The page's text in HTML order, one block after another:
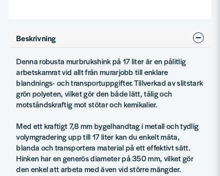
Beskrivning
Denna robusta murbrukshink på 17 liter är en pålitlig
arbetskamrat vid allt från murarjobb till enklare
blandnings- och transportuppgifter. Tillverkad av slitstark
grön polyeten, vilket gör den både lätt, tålig och
motståndskraftig mot stötar och kemikalier.
Med ett kraftigt 7,8 mm bygelhandtag i metall och tydlig
volymgradering upp till 17 liter kan du enkelt mäta,
blanda och transportera material på ett effektivt sätt.
Hinken har en generös diameter på 350 mm, vilket gör
den enkel att arbeta med även vid större mängder.